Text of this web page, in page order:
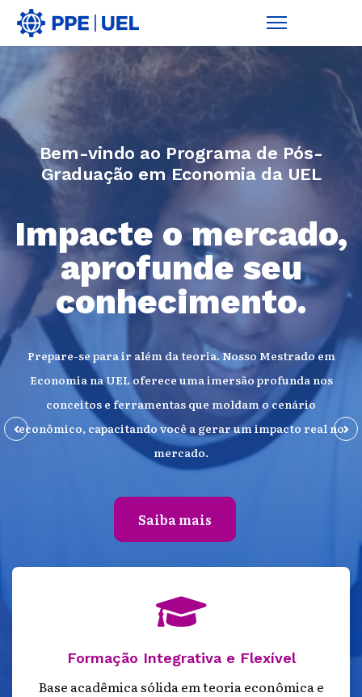
Bem-vindo ao Programa de Pós-
Graduação em Economia da UEL
Impacte o mercado,
aprofunde seu
conhecimento.
Prepare-se para ir além da teoria. Nosso Mestrado em
Economia na UEL oferece uma imersão profunda nos
conceitos e ferramentas que moldam o cenário
econômico, capacitando você a gerar um impacto real no
mercado.
Saiba mais
fas
graduation-
Formação Integrativa e Flexível
Base acadêmica sólida em teoria econômica e